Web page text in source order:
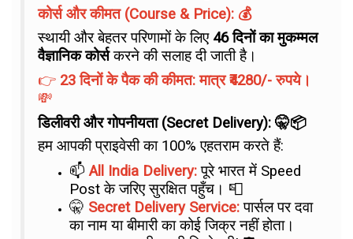
कोर्स और कीमत (Course & Price): 💰
स्थायी और बेहतर परिणामों के लिए 46 दिनों का मुकम्मल
वैज्ञानिक कोर्सकरने की सलाह दी जाती है।
👉 23 दिनों के पैक की कीमत: मात्र ₹4280/- रुपये।
💸
डिलीवरी और गोपनीयता (Secret Delivery): 🤫📦
हम आपकी प्राइवेसी का 100% एहतराम करते हैं:
📫All India Delivery:पूरे भारत में Speed
Post के जरिए सुरक्षित पहुँच। 📮
🤫 Secret Delivery Service:पार्सल पर दवा
का नाम या बीमारी का कोई जिक्र नहीं होता।